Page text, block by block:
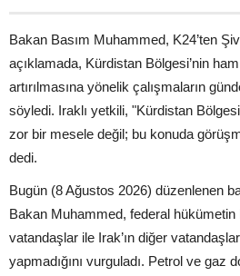
Bakan Basım Muhammed, K24’ten
açıklamada, Kürdistan Bölgesi’nin ham
artırılmasına yönelik çalışmaların
söyledi. Iraklı yetkili, "Kürdistan
zor bir mesele değil; bu konuda
dedi.
Bugün (8 Ağustos 2026) düzenlenen
Bakan Muhammed, federal hükümetin
vatandaşlar ile Irak’ın diğer
yapmadığını vurguladı. Petrol ve gaz